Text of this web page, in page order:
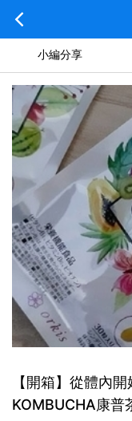
小編分享
【開箱】從體內
KOMBUCHA康普